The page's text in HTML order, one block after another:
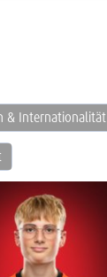
& Internationalität